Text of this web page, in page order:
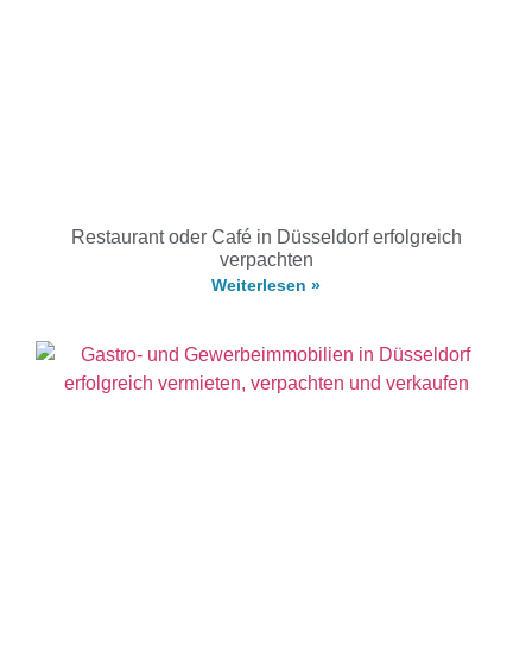
Restaurant oder Café in Düsseldorf erfolgreich
verpachten
Weiterlesen »